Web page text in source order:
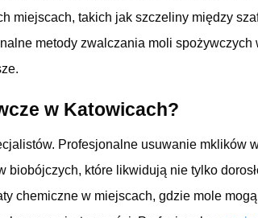
miejscach, takich jak szczeliny między
metody zwalczania moli spożywczych
w Katowicach?
Profesjonalne usuwanie mklików
biobójczych, które likwidują nie tylko
chemiczne w miejscach, gdzie mole